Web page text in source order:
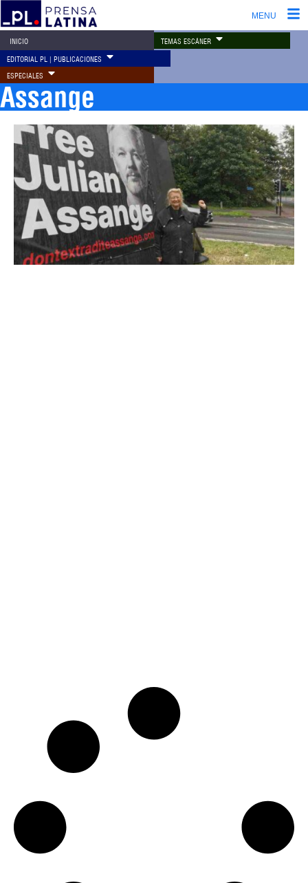
MENU
INICIO TEMAS ESCÁNER
EDITORIAL PL | PUBLICACIONES
ESPECIALES
Assange